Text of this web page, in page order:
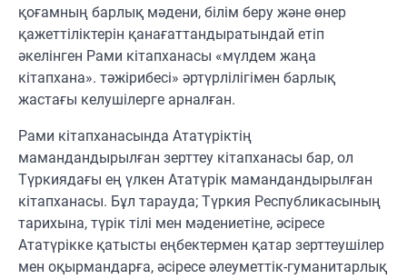
қоғамның барлық мәдени, білім беру және өнер
қажеттіліктерін қанағаттандыратындай етіп
әкелінген Рами кітапханасы «мүлдем жаңа
кітапхана». тәжірибесі» әртүрлілігімен барлық
жастағы келушілерге арналған.
Рами кітапханасында Ататүріктің
мамандандырылған зерттеу кітапханасы бар, ол
Түркиядағы ең үлкен Ататүрік мамандандырылған
кітапханасы. Бұл тарауда; Түркия Республикасының
тарихына, түрік тілі мен мәдениетіне, әсіресе
Ататүрікке қатысты еңбектермен қатар зерттеушілер
мен оқырмандарға, әсіресе әлеуметтік-гуманитарлық